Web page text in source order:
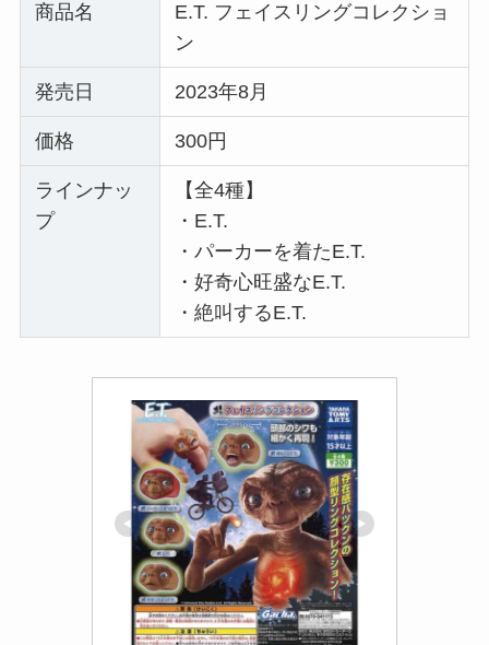
商品名
E.T. フェイスリングコレクショ
ン
発売日 2023年8月
価格 300円
ラインナッ
プ
【全4種】
・E.T.
・パーカーを着たE.T.
・好奇心旺盛なE.T.
・絶叫するE.T.